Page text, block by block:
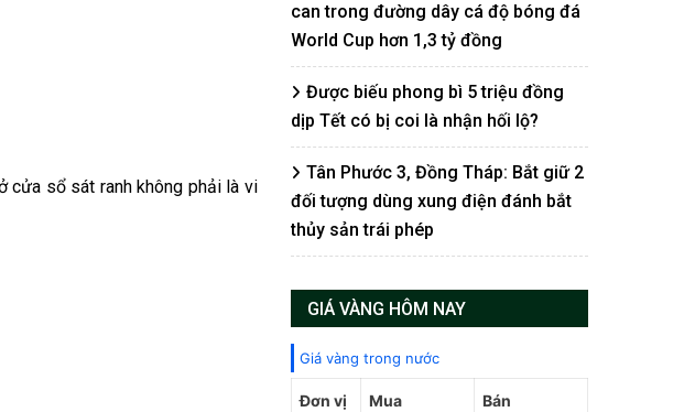
cửa sổ sát ranh không phải là vi
can trong đường dây cá độ bóng đá
World Cup hơn 1,3 tỷ đồng
Được biếu phong bì 5 triệu đồng
dịp Tết có bị coi là nhận hối lộ?
Tân Phước 3, Đồng Tháp: Bắt giữ 2
đối tượng dùng xung điện đánh bắt
thủy sản trái phép
GIÁ VÀNG HÔM NAY
Giá vàng trong nước
Đơn vị Mua Bán